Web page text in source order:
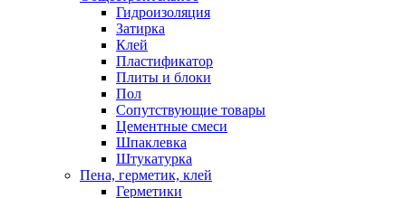
Гидроизоляция
Затирка
Клей
Пластификатор
Плиты и блоки
Пол
Сопутствующие товары
Цементные смеси
Шпаклевка
Штукатурка
Пена, герметик, клей
Герметики